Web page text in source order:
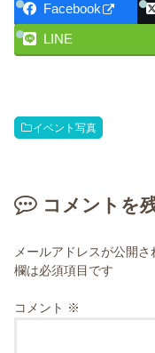
Facebook
LINE
イベント写真
コメントを
メールアドレスが公開さ
欄は必須項目です
コメント ※